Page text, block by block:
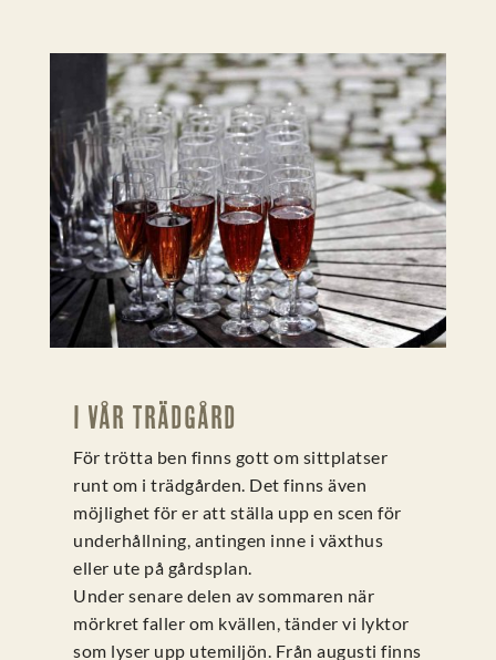
I VÅR TRÄDGÅRD
För trötta ben finns gott om sittplatser
runt om i trädgården. Det finns även
möjlighet för er att ställa upp en scen för
underhållning, antingen inne i växthus
eller ute på gårdsplan.
Under senare delen av sommaren när
mörkret faller om kvällen, tänder vi lyktor
som lyser upp utemiljön. Från augusti finns